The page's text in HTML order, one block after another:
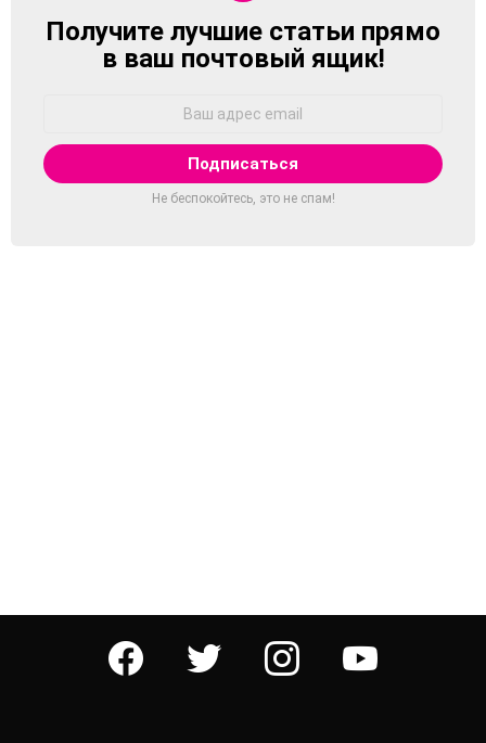
NEWSLETTER
Получите лучшие статьи прямо
в ваш почтовый ящик!
Не беспокойтесь, это не спам!
facebook twitter instagram youtube